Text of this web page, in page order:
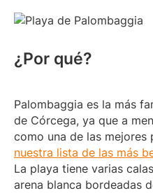
¿Por qué?
Palombaggia es la más
de Córcega, ya que a
como una de las mejores
nuestra lista de las más
La playa tiene varias
arena blanca bordeadas